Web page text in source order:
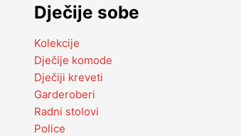
Dječije sobe
Kolekcije
Dječije komode
Dječiji kreveti
Garderoberi
Radni stolovi
Police